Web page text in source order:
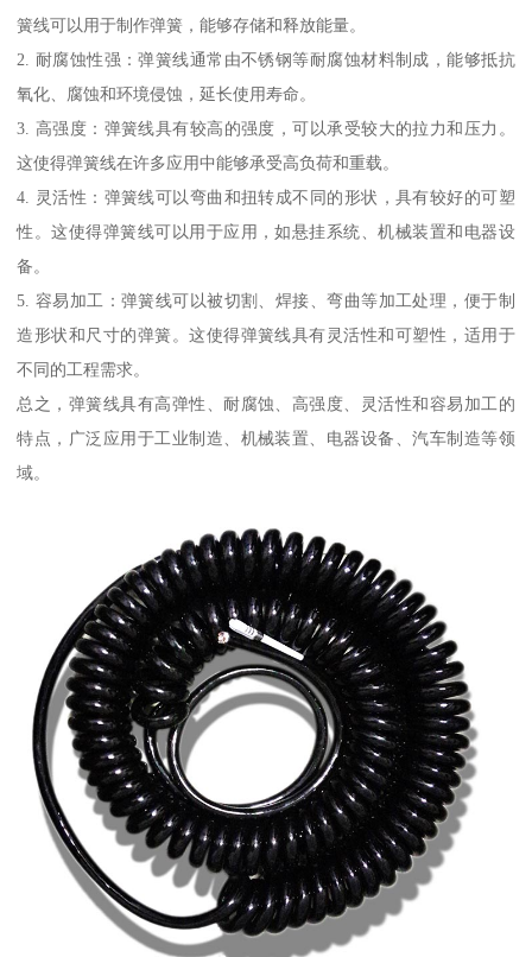
簧线可以用于制作弹簧，能够存储和释放能量。
2. 耐腐蚀性强：弹簧线通常由不锈钢等耐腐蚀材料制成，能够抵抗
氧化、腐蚀和环境侵蚀，延长使用寿命。
3. 高强度：弹簧线具有较高的强度，可以承受较大的拉力和压力。
这使得弹簧线在许多应用中能够承受高负荷和重载。
4. 灵活性：弹簧线可以弯曲和扭转成不同的形状，具有较好的可塑
性。这使得弹簧线可以用于应用，如悬挂系统、机械装置和电器设
备。
5. 容易加工：弹簧线可以被切割、焊接、弯曲等加工处理，便于制
造形状和尺寸的弹簧。这使得弹簧线具有灵活性和可塑性，适用于
不同的工程需求。
总之，弹簧线具有高弹性、耐腐蚀、高强度、灵活性和容易加工的
特点，广泛应用于工业制造、机械装置、电器设备、汽车制造等领
域。